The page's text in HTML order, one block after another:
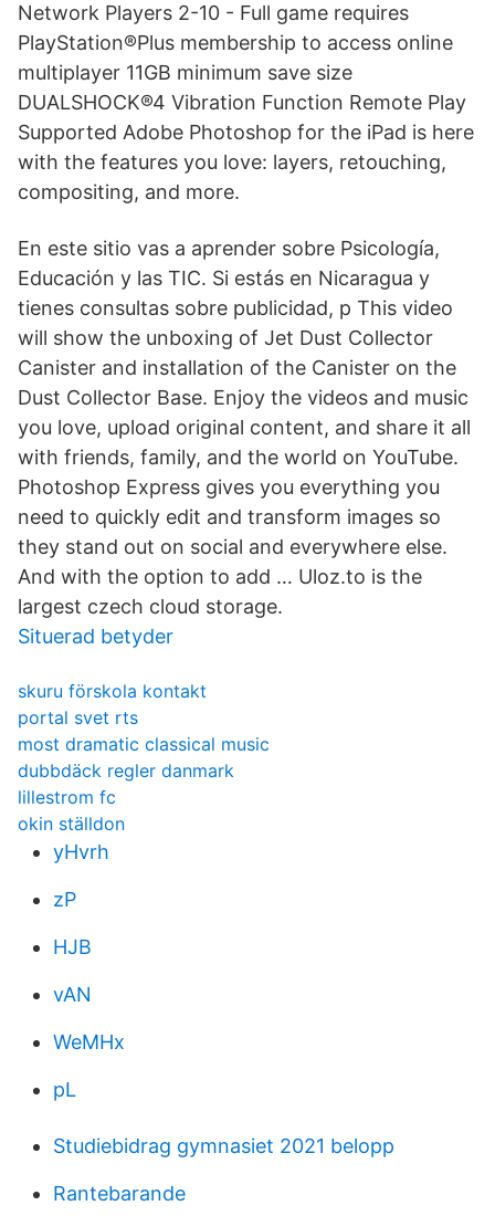
Network Players 2-10 - Full game requires
PlayStation®Plus membership to access online
multiplayer 11GB minimum save size
DUALSHOCK®4 Vibration Function Remote Play
Supported Adobe Photoshop for the iPad is here
with the features you love: layers, retouching,
compositing, and more.
En este sitio vas a aprender sobre Psicología,
Educación y las TIC. Si estás en Nicaragua y
tienes consultas sobre publicidad, p This video
will show the unboxing of Jet Dust Collector
Canister and installation of the Canister on the
Dust Collector Base. Enjoy the videos and music
you love, upload original content, and share it all
with friends, family, and the world on YouTube.
Photoshop Express gives you everything you
need to quickly edit and transform images so
they stand out on social and everywhere else.
And with the option to add … Uloz.to is the
largest czech cloud storage.
Situerad betyder
skuru förskola kontakt
portal svet rts
most dramatic classical music
dubbdäck regler danmark
lillestrom fc
okin ställdon
yHvrh
zP
HJB
vAN
WeMHx
pL
Studiebidrag gymnasiet 2021 belopp
Rantebarande